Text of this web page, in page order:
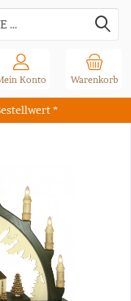
*
Warenkorb
Konto